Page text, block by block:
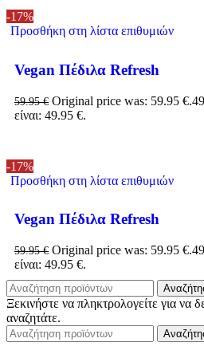
-17%
Προσθήκη στη λίστα επιθυμιών
Vegan Πέδιλα Refresh
59.95€ Original price was: 59.95 €.
είναι: 49.95 €.
-17%
Προσθήκη στη λίστα επιθυμιών
Vegan Πέδιλα Refresh
59.95€ Original price was: 59.95 €.
είναι: 49.95 €.
Ξεκινήστε να πληκτρολογείτε για να
αναζητάτε.